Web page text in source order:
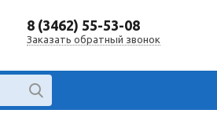
8 (3462) 55-53-08
Заказать обратный звонок